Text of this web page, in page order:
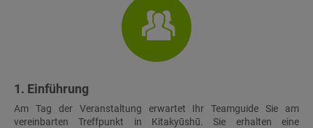
1. Einführung
Am Tag der Veranstaltung erwartet Ihr Teamguide Sie am
vereinbarten Treffpunkt in Kitakyūshū. Sie erhalten eine